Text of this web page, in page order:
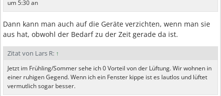
um 5:30 an
Dann kann man auch auf die Geräte verzichten, wenn man sie
aus hat, obwohl der Bedarf zu der Zeit gerade da ist.
Zitat von Lars R: ↑
Jetzt im Frühling/Sommer sehe ich 0 Vorteil von der Lüftung. Wir wohnen in
einer ruhigen Gegend. Wenn ich ein Fenster kippe ist es lautlos und lüftet
vermutlich sogar besser.